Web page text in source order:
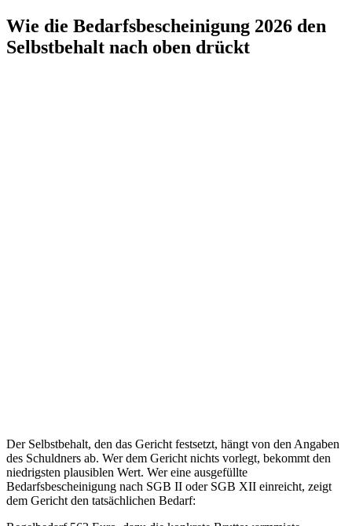
Wie die Bedarfsbescheinigung 2026 den
Selbstbehalt nach oben drückt
Der Selbstbehalt, den das Gericht festsetzt, hängt von den Angaben
des Schuldners ab. Wer dem Gericht nichts vorlegt, bekommt den
niedrigsten plausiblen Wert. Wer eine ausgefüllte
Bedarfsbescheinigung nach SGB II oder SGB XII einreicht, zeigt
dem Gericht den tatsächlichen Bedarf: